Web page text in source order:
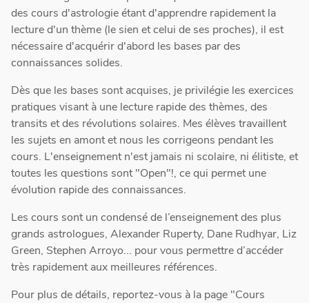
des cours d'astrologie étant d'apprendre rapidement la
lecture d'un thème (le sien et celui de ses proches), il est
nécessaire d'acquérir d'abord les bases par des
connaissances solides.
Dès que les bases sont acquises, je privilégie les exercices
pratiques visant à une lecture rapide des thèmes, des
transits et des révolutions solaires. Mes élèves travaillent
les sujets en amont et nous les corrigeons pendant les
cours. L'enseignement n'est jamais ni scolaire, ni élitiste, et
toutes les questions sont "Open"!, ce qui permet une
évolution rapide des connaissances.
Les cours sont un condensé de l’enseignement des plus
grands astrologues, Alexander Ruperty, Dane Rudhyar, Liz
Green, Stephen Arroyo... pour vous permettre d’accéder
très rapidement aux meilleures références.
Pour plus de détails, reportez-vous à la page "Cours